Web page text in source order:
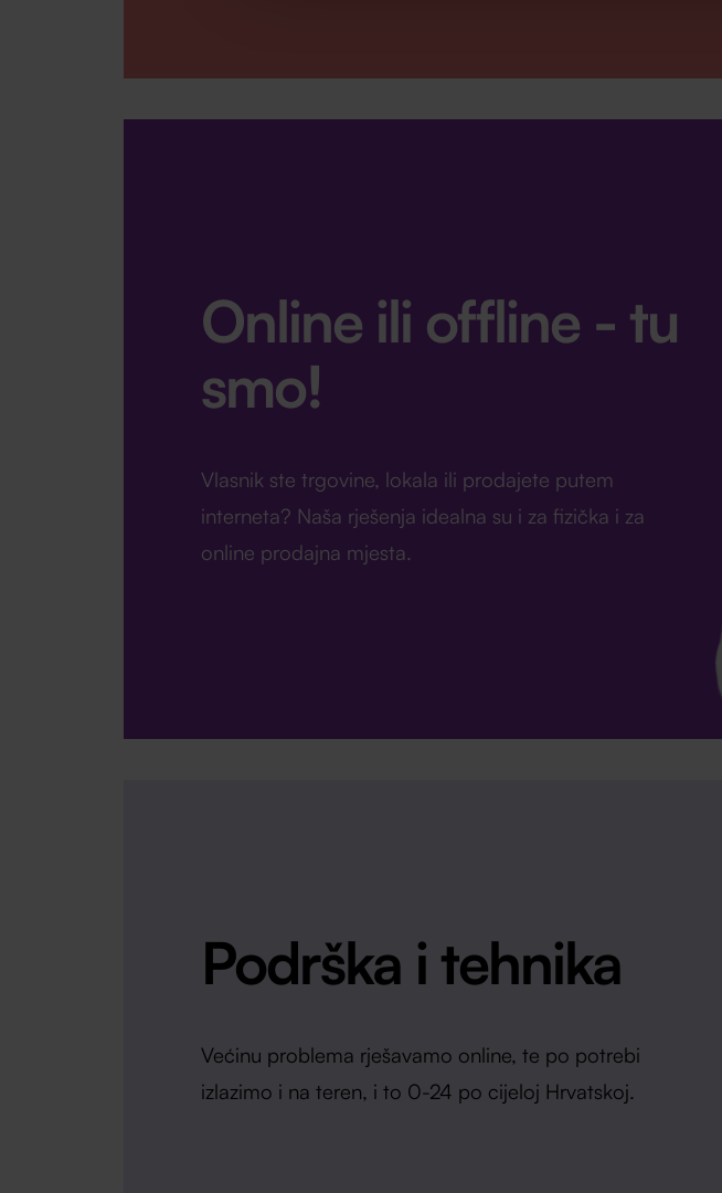
Online ili offline - tu
smo!
Vlasnik ste trgovine, lokala ili prodajete putem
interneta? Naša rješenja idealna su i za fizička i za
online prodajna mjesta.
Podrška i tehnika
Većinu problema rješavamo online, te po potrebi
izlazimo i na teren, i to 0-24 po cijeloj Hrvatskoj.